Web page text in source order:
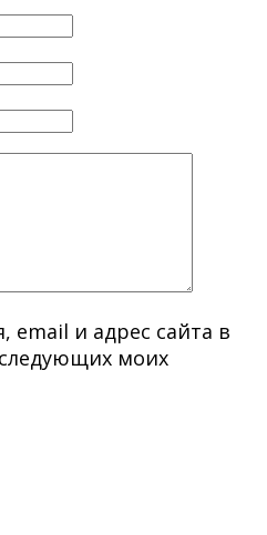
email и адрес сайта в
моих